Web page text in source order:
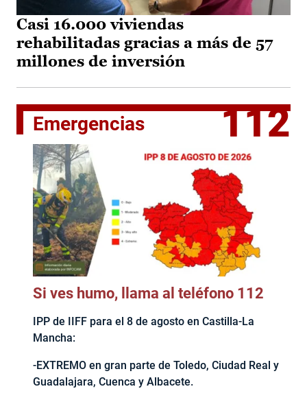
Casi 16.000 viviendas
rehabilitadas gracias a más de 57
millones de inversión
Emergencias 112
Si ves humo, llama al teléfono 112
IPP de IIFF para el 8 de agosto en Castilla-La
Mancha:
-EXTREMO en gran parte de Toledo, Ciudad Real y
Guadalajara, Cuenca y Albacete.